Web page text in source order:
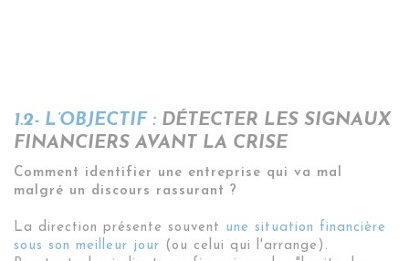
1.2- L’OBJECTIF : DÉTECTER LES SIGNAUX
FINANCIERS AVANT LA CRISE
Comment identifier une entreprise qui va mal
malgré un discours rassurant ?
La direction présente souvent une situation financière
sous son meilleur jour (ou celui qui l'arrange).